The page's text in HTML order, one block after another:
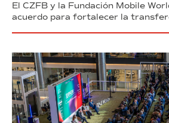
El CZFB y la Fundación Mobile
acuerdo para fortalecer la